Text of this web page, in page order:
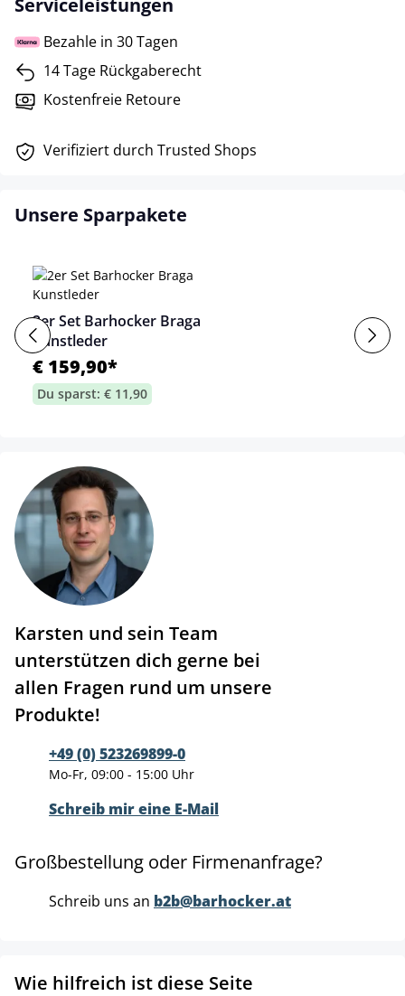
Bezahle in 30 Tagen
14 Tage Rückgaberecht
Kostenfreie Retoure
Verifiziert durch Trusted Shops
Unsere Sparpakete
2er Set Barhocker Braga
Kunstleder
€ 159,90*
Du sparst: € 11,90
Karsten und sein Team
unterstützen dich gerne bei
allen Fragen rund um unsere
Produkte!
+49 (0) 523269899-0
Mo-Fr, 09:00 - 15:00 Uhr
Schreib mir eine E-Mail
Großbestellung oder Firmenanfrage?
Schreib uns an b2b@barhocker.at
Wie hilfreich ist diese Seite